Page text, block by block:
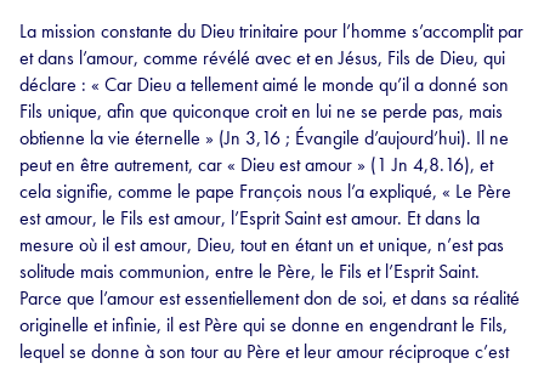
La mission constante du Dieu trinitaire pour l’homme s’accomplit par
et dans l’amour, comme révélé avec et en Jésus, Fils de Dieu, qui
déclare : « Car Dieu a tellement aimé le monde qu’il a donné son
Fils unique, afin que quiconque croit en lui ne se perde pas, mais
obtienne la vie éternelle » (Jn 3,16 ; Évangile d’aujourd’hui). Il ne
peut en être autrement, car « Dieu est amour » (1 Jn 4,8.16), et
cela signifie, comme le pape François nous l’a expliqué, « Le Père
est amour, le Fils est amour, l’Esprit Saint est amour. Et dans la
mesure où il est amour, Dieu, tout en étant un et unique, n’est pas
solitude mais communion, entre le Père, le Fils et l’Esprit Saint.
Parce que l’amour est essentiellement don de soi, et dans sa réalité
originelle et infinie, il est Père qui se donne en engendrant le Fils,
lequel se donne à son tour au Père et leur amour réciproque c’est